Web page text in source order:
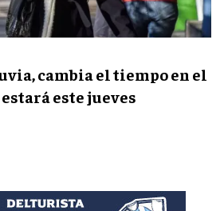
cambia el tiempo en el
este jueves